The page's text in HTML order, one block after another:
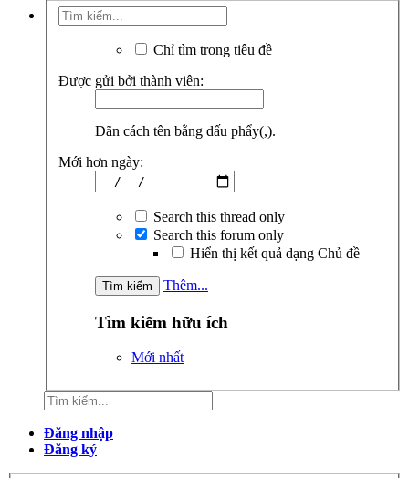
Chỉ tìm trong tiêu đề
Được gửi bởi thành viên:
Dãn cách tên bằng dấu phẩy(,).
Mới hơn ngày:
Search this thread only
Search this forum only
Hiển thị kết quả dạng Chủ đề
Thêm...
Tìm kiếm hữu ích
Mới nhất
Đăng nhập
Đăng ký